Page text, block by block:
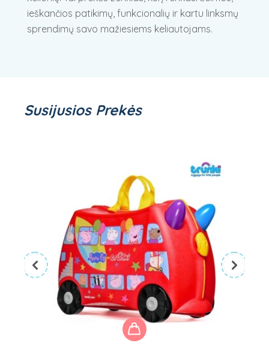
ieškančios patikimų, funkcionalių ir kartu linksmų
sprendimų savo mažiesiems keliautojams.
Susijusios Prekės